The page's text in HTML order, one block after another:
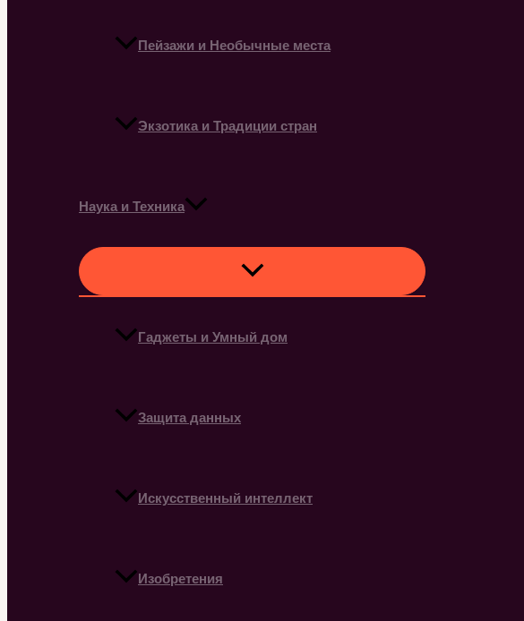
Пейзажи и Необычные места
Экзотика и Традиции стран
Наука и Техника
Гаджеты и Умный дом
Защита данных
Искусственный интеллект
Изобретения